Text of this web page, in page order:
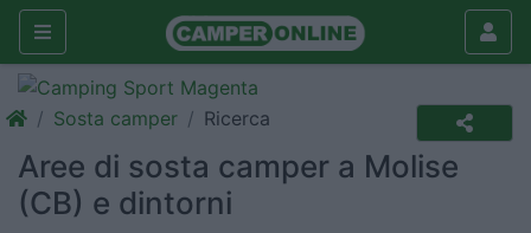
Sosta camper Ricerca
Aree di sosta camper a Molise
(CB) e dintorni